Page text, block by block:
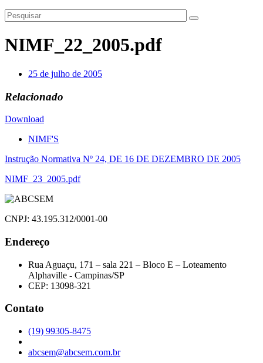
NIMF_22_2005.pdf
25 de julho de 2005
Relacionado
Download
NIMF'S
Navegação
de
Post
Instrução Normativa Nº 24, DE 16 DE DEZEMBRO DE 2005
NIMF_23_2005.pdf
CNPJ: 43.195.312/0001-00
Endereço
Rua Aguaçu, 171 – sala 221 – Bloco E – Loteamento
Alphaville - Campinas/SP
CEP: 13098-321
Contato
(19) 99305-8475
abcsem@abcsem.com.br